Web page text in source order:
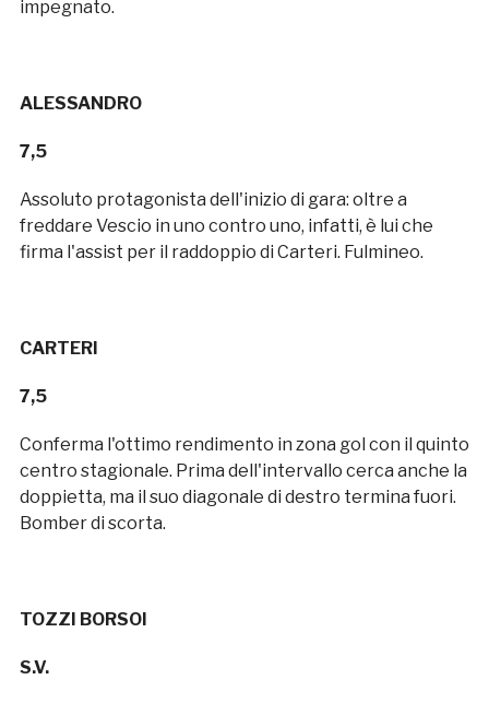
impegnato.
ALESSANDRO
7,5
Assoluto protagonista dell'inizio di gara: oltre a
freddare Vescio in uno contro uno, infatti, è lui che
firma l'assist per il raddoppio di Carteri. Fulmineo.
CARTERI
7,5
Conferma l'ottimo rendimento in zona gol con il quinto
centro stagionale. Prima dell'intervallo cerca anche la
doppietta, ma il suo diagonale di destro termina fuori.
Bomber di scorta.
TOZZI BORSOI
S.V.